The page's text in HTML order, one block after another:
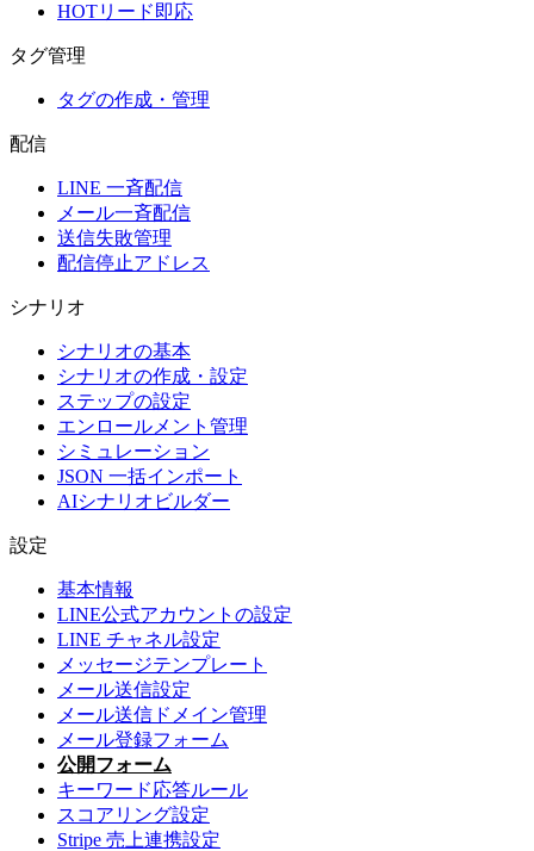
HOTリード即応
タグ管理
タグの作成・管理
配信
LINE 一斉配信
メール一斉配信
送信失敗管理
配信停止アドレス
シナリオ
シナリオの基本
シナリオの作成・設定
ステップの設定
エンロールメント管理
シミュレーション
JSON 一括インポート
AIシナリオビルダー
設定
基本情報
LINE公式アカウントの設定
LINE チャネル設定
メッセージテンプレート
メール送信設定
メール送信ドメイン管理
メール登録フォーム
公開フォーム
キーワード応答ルール
スコアリング設定
Stripe 売上連携設定